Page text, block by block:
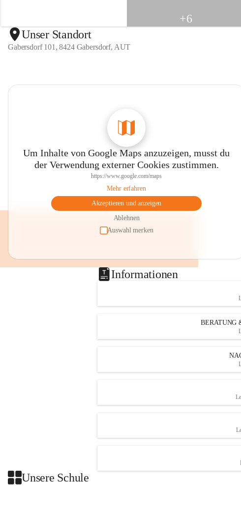
s
d
o
+6
Unser Standort
Gabersdorf 101, 8424 Gabersdorf, AUT
Um Inhalte von Google Maps anzuzeigen, musst du
der Verwendung externer Cookies zustimmen.
https://www.google.com/maps
Mehr erfahren
Akzeptieren und anzeigen
Ablehnen
Auswahl merken
Informationen
BERATUNG
Unsere Schule